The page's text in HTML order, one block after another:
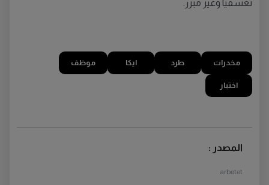
تعسفياً وغير مبرر.
مخدرات طرد ايكا موظف
اختبار
المصدر :
arbetet